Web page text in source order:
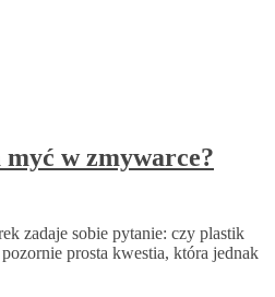
w zmywarce?
zadaje sobie pytanie: czy plastik
prosta kwestia, która jednak